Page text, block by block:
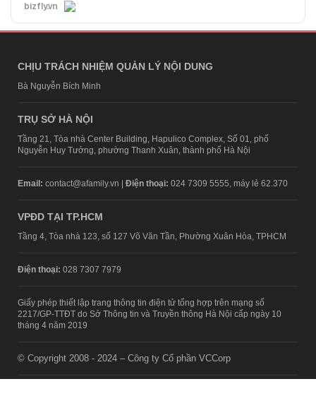
bizfly.vn
CHỊU TRÁCH NHIỆM QUẢN LÝ NỘI DUNG
Bà Nguyễn Bích Minh
TRỤ SỞ HÀ NỘI
Tầng 21, Tòa nhà Center Building, Hapulico Complex, Số 01, phố
Nguyễn Huy Tưởng, phường Thanh Xuân, thành phố Hà Nội
Email: contact@afamily.vn | Điện thoại: 024 7309 5555, máy lẻ 62.370
VPĐD TẠI TP.HCM
Tầng 4, Tòa nhà 123, số 127 Võ Văn Tần, Phường Xuân Hòa, TPHCM
Điện thoại: 028 7307 7979
Giấy phép thiết lập trang thông tin điện tử tổng hợp trên mạng số
2217/GP-TTĐT do Sở Thông tin và Truyền thông Hà Nội cấp ngày 10
tháng 4 năm 2019
© Copyright 2008 - 2024 – Công ty Cổ phần VCCorp